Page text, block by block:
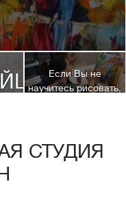
Если Вы не
научитесь рисовать,
стоимость обучения!*
СТУДИЯ